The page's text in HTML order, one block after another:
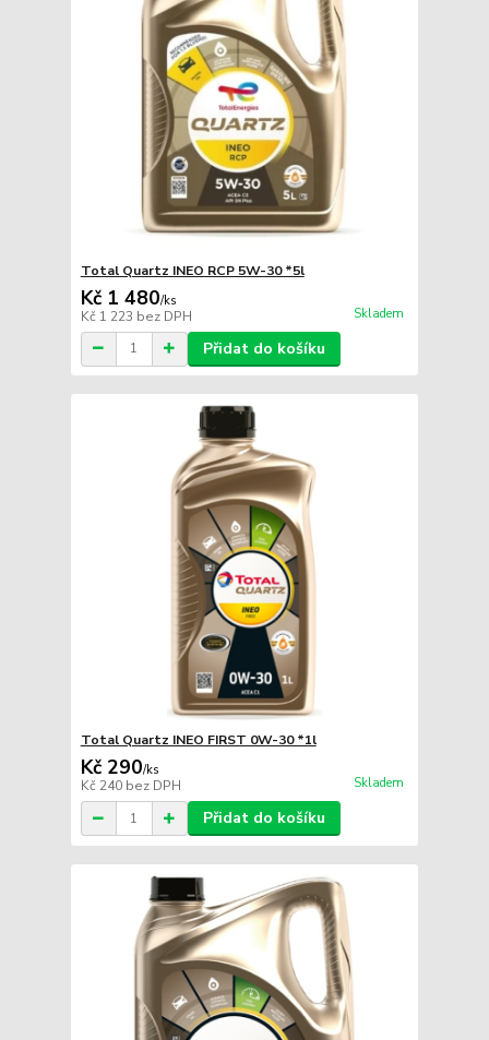
Total Quartz INEO RCP 5W-30 *5l
Kč 1 480/ks
Kč 1 223 bez DPH Skladem
Přidat do košíku
Total Quartz INEO FIRST 0W-30 *1l
Kč 290/ks
Kč 240 bez DPH Skladem
Přidat do košíku